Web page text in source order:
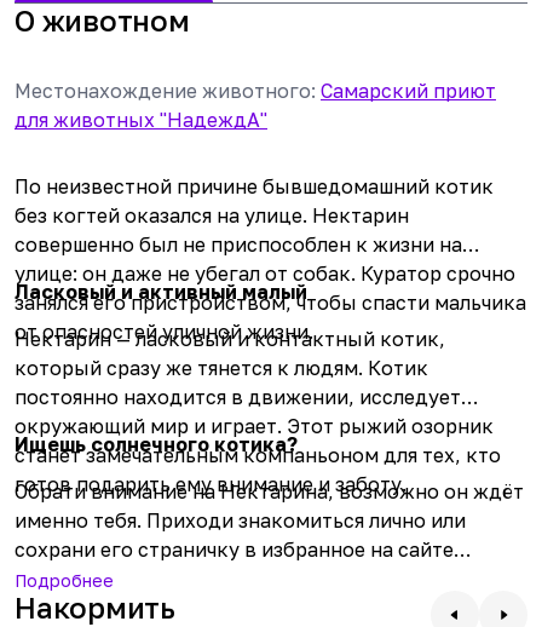
О животном
Местонахождение животного: Самарский приют
для животных "НадеждА"
По неизвестной причине бывшедомашний котик
без когтей оказался на улице. Нектарин
совершенно был не приспособлен к жизни на
улице: он даже не убегал от собак. Куратор срочно
занялся его пристройством, чтобы спасти мальчика
от опасностей уличной жизни.
Ласковый и активный малый
Нектарин — ласковый и контактный котик,
который сразу же тянется к людям. Котик
постоянно находится в движении, исследует
окружающий мир и играет. Этот рыжий озорник
станет замечательным компаньоном для тех, кто
готов подарить ему внимание и заботу.
Ищешь солнечного котика?
Обрати внимание на Нектарина, возможно он ждёт
именно тебя. Приходи знакомиться лично или
сохрани его страничку в избранное на сайте
TEDDYFOOD. Так тебе будет удобнее наблюдать за
жизнью любимца в режиме онлайн. А можно
Подробнее
Накормить